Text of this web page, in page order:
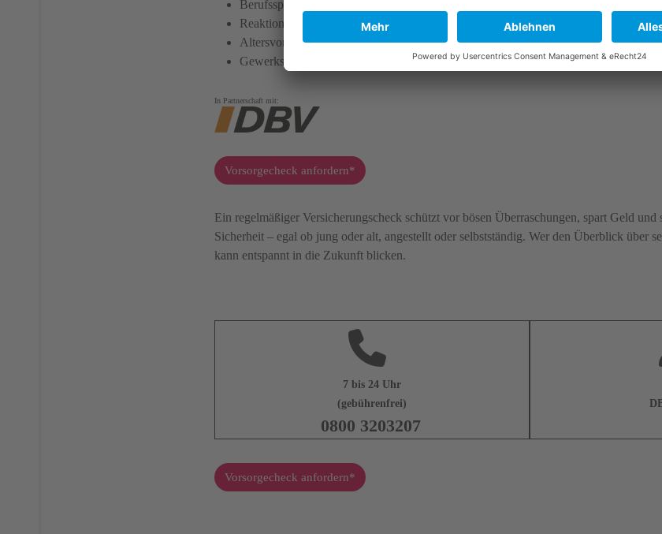
Berufsspezifische Risiken erkennen und absichern
Reaktion auf gesetzliche Änderungen und neue Produkte
Altersvorsorge und Zukunftssicherheit
Gewerkschaftsvorteile optimal ausnutzen
In Partnerschaft mit:
Vorsorgecheck anfordern*
Ein regelmäßiger Versicherungscheck schützt vor bösen Überraschungen, spart Geld
Sicherheit – egal ob jung oder alt, angestellt oder selbstständig. Wer den Überblick über
kann entspannt in die Zukunft blicken.
7 bis 24 Uhr
(gebührenfrei)
0800 3203207
Vorsorgecheck anfordern*